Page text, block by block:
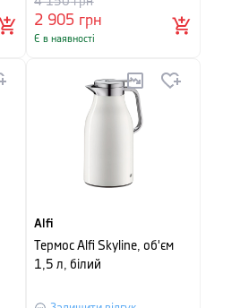
2 905 грн
Є в наявності
Alfi
Термос Alfi Skyline, об'єм
1,5 л, білий